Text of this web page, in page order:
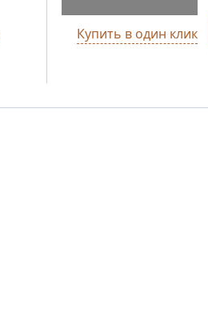
Купить в один клик